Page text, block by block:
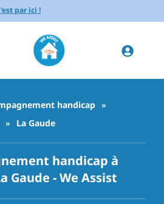
par ici !
handicap »
» La Gaude
handicap à
Gaude - We Assist